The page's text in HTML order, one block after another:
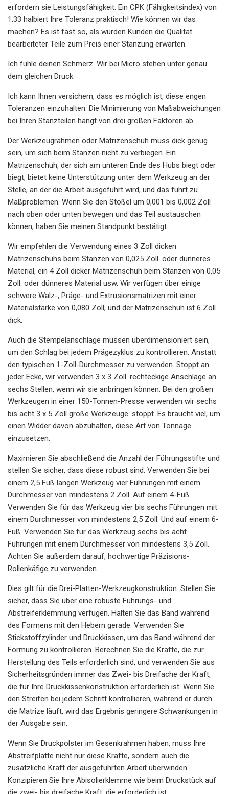
erfordern sie Leistungsfähigkeit. Ein CPK (Fähigkeitsindex) von
1,33 halbiert Ihre Toleranz praktisch! Wie können wir das
machen? Es ist fast so, als würden Kunden die Qualität
bearbeiteter Teile zum Preis einer Stanzung erwarten.
Ich fühle deinen Schmerz. Wir bei Micro stehen unter genau
dem gleichen Druck.
Ich kann Ihnen versichern, dass es möglich ist, diese engen
Toleranzen einzuhalten. Die Minimierung von Maßabweichungen
bei Ihren Stanzteilen hängt von drei großen Faktoren ab.
Der Werkzeugrahmen oder Matrizenschuh muss dick genug
sein, um sich beim Stanzen nicht zu verbiegen. Ein
Matrizenschuh, der sich am unteren Ende des Hubs biegt oder
biegt, bietet keine Unterstützung unter dem Werkzeug an der
Stelle, an der die Arbeit ausgeführt wird, und das führt zu
Maßproblemen. Wenn Sie den Stößel um 0,001 bis 0,002 Zoll
nach oben oder unten bewegen und das Teil austauschen
können, haben Sie meinen Standpunkt bestätigt.
Wir empfehlen die Verwendung eines 3 Zoll dicken
Matrizenschuhs beim Stanzen von 0,025 Zoll. oder dünneres
Material, ein 4 Zoll dicker Matrizenschuh beim Stanzen von 0,05
Zoll. oder dünneres Material usw. Wir verfügen über einige
schwere Walz-, Präge- und Extrusionsmatrizen mit einer
Materialstärke von 0,080 Zoll, und der Matrizenschuh ist 6 Zoll
dick.
Auch die Stempelanschläge müssen überdimensioniert sein,
um den Schlag bei jedem Prägezyklus zu kontrollieren. Anstatt
den typischen 1-Zoll-Durchmesser zu verwenden. Stoppt an
jeder Ecke, wir verwenden 3 x 3 Zoll. rechteckige Anschläge an
sechs Stellen, wenn wir sie anbringen können. Bei den großen
Werkzeugen in einer 150-Tonnen-Presse verwenden wir sechs
bis acht 3 x 5 Zoll große Werkzeuge. stoppt. Es braucht viel, um
einen Widder davon abzuhalten, diese Art von Tonnage
einzusetzen.
Maximieren Sie abschließend die Anzahl der Führungsstifte und
stellen Sie sicher, dass diese robust sind. Verwenden Sie bei
einem 2,5 Fuß langen Werkzeug vier Führungen mit einem
Durchmesser von mindestens 2 Zoll. Auf einem 4-Fuß.
Verwenden Sie für das Werkzeug vier bis sechs Führungen mit
einem Durchmesser von mindestens 2,5 Zoll. Und auf einem 6-
Fuß. Verwenden Sie für das Werkzeug sechs bis acht
Führungen mit einem Durchmesser von mindestens 3,5 Zoll.
Achten Sie außerdem darauf, hochwertige Präzisions-
Rollenkäfige zu verwenden.
Dies gilt für die Drei-Platten-Werkzeugkonstruktion. Stellen Sie
sicher, dass Sie über eine robuste Führungs- und
Abstreiferklemmung verfügen. Halten Sie das Band während
des Formens mit den Hebern gerade. Verwenden Sie
Stickstoffzylinder und Druckkissen, um das Band während der
Formung zu kontrollieren. Berechnen Sie die Kräfte, die zur
Herstellung des Teils erforderlich sind, und verwenden Sie aus
Sicherheitsgründen immer das Zwei- bis Dreifache der Kraft,
die für Ihre Druckkissenkonstruktion erforderlich ist. Wenn Sie
den Streifen bei jedem Schritt kontrollieren, während er durch
die Matrize läuft, wird das Ergebnis geringere Schwankungen in
der Ausgabe sein.
Wenn Sie Druckpolster im Gesenkrahmen haben, muss Ihre
Abstreifplatte nicht nur diese Kräfte, sondern auch die
zusätzliche Kraft der ausgeführten Arbeit überwinden.
Konzipieren Sie Ihre Abisolierklemme wie beim Druckstück auf